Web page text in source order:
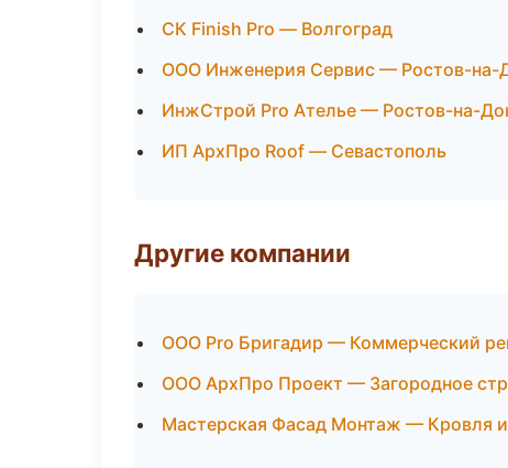
СК Finish Pro — Волгоград
ООО Инженерия Сервис — Ростов-на-
ИнжСтрой Pro Ателье — Ростов-на-
ИП АрхПро Roof — Севастополь
Другие компании
ООО Pro Бригадир — Коммерческий
ООО АрхПро Проект — Загородное
Мастерская Фасад Монтаж — Кровля и